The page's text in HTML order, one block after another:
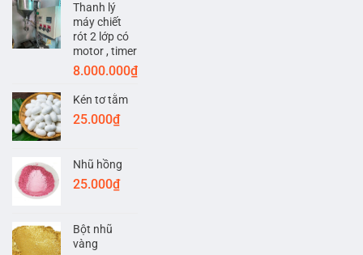
Thanh lý
máy chiết
rót 2 lớp có
motor , timer
8.000.000₫
Kén tơ tằm
25.000₫
Nhũ hồng
25.000₫
Bột nhũ
vàng